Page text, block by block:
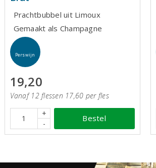
Prachtbubbel uit Limoux
Gemaakt als Champagne
Perswijn
19,20
Vanaf 12 flessen 17,60 per fles
+
-
Bestel